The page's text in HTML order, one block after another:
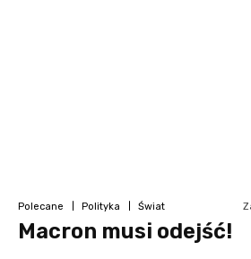
Polecane Polityka Świat
Macron musi odejść!